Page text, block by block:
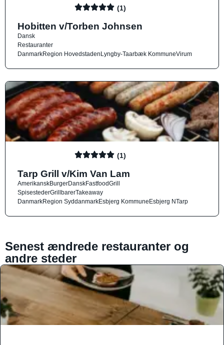
(1)
Hobitten v/Torben Johnsen
Dansk
Restauranter
DanmarkRegion HovedstadenLyngby-Taarbæk KommuneVirum
(1)
Tarp Grill v/Kim Van Lam
AmerikanskBurgerDanskFastfoodGrill
SpisestederGrillbarerTakeaway
DanmarkRegion SyddanmarkEsbjerg KommuneEsbjerg NTarp
Senest ændrede restauranter og
andre steder